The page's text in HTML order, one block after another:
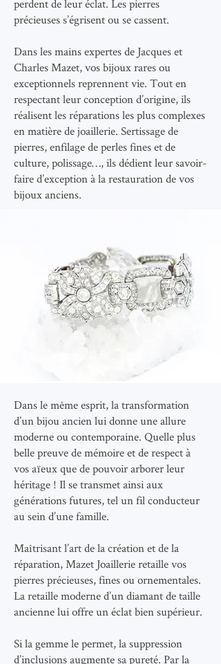
perdent de leur éclat. Les pierres
précieuses s’égrisent ou se cassent.
Dans les mains expertes de Jacques et
Charles Mazet, vos bijoux rares ou
exceptionnels reprennent vie. Tout en
respectant leur conception d’origine, ils
réalisent les réparations les plus complexes
en matière de joaillerie. Sertissage de
pierres, enfilage de perles fines et de
culture, polissage…, ils dédient leur savoir-
faire d’exception à la restauration de vos
bijoux anciens.
Dans le même esprit, la transformation
d’un bijou ancien lui donne une allure
moderne ou contemporaine. Quelle plus
belle preuve de mémoire et de respect à
vos aïeux que de pouvoir arborer leur
héritage ! Il se transmet ainsi aux
générations futures, tel un fil conducteur
au sein d’une famille.
Maîtrisant l’art de la création et de la
réparation, Mazet Joaillerie retaille vos
pierres précieuses, fines ou ornementales.
La retaille moderne d’un diamant de taille
ancienne lui offre un éclat bien supérieur.
Si la gemme le permet, la suppression
d’inclusions augmente sa pureté. Par la